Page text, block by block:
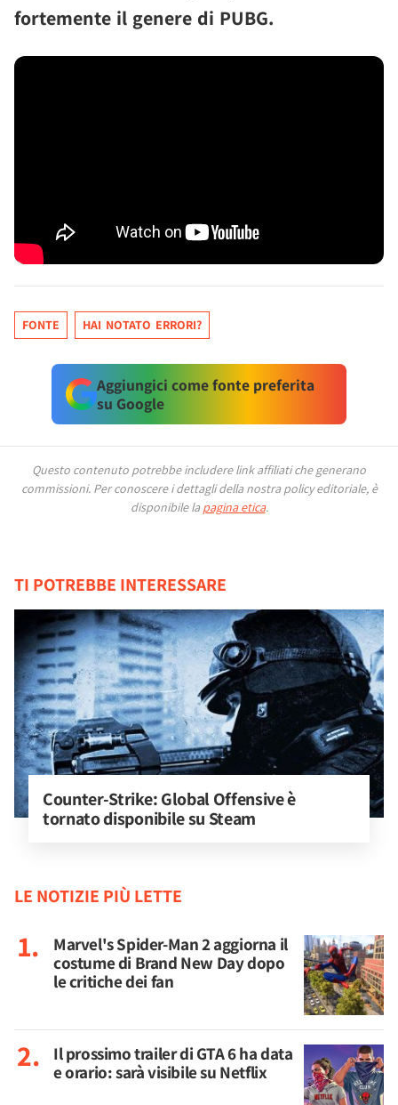
fortemente il genere di PUBG.
FONTE HAI NOTATO ERRORI?
Aggiungici come fonte preferita
su Google
Questo contenuto potrebbe includere link affiliati che generano
commissioni. Per conoscere i dettagli della nostra policy editoriale, è
disponibile la pagina etica.
TI POTREBBE INTERESSARE
Counter-Strike: Global Offensive è
tornato disponibile su Steam
LE NOTIZIE PIÙ LETTE
Marvel's Spider-Man 2 aggiorna il
costume di Brand New Day dopo
le critiche dei fan
Il prossimo trailer di GTA 6 ha data
e orario: sarà visibile su Netflix